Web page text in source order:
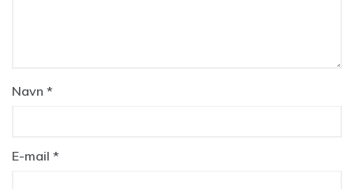
Navn *
E-mail *